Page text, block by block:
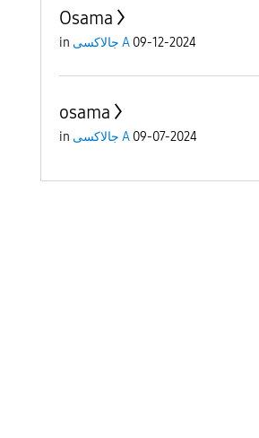
Osama
in جالاكسى A 09-12-2024
osama
in جالاكسى A 09-07-2024